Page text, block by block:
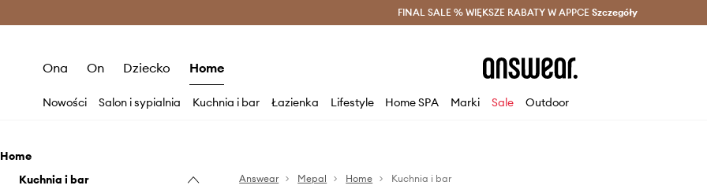
Oszczędzaj z Answear Club > Dostawa nawet w 24h >
FINAL SALE % WIĘKSZE RABATY W APPCE Szczegóły
Ona On Dziecko Home
Nowości Salon i sypialnia Kuchnia i bar Łazienka Lifestyle Home SPA Marki Sale Outdoor
Home
Kuchnia i bar
Answear Mepal Home Kuchnia i bar